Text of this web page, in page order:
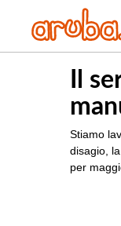
Il
Stiamo
disagio,
per